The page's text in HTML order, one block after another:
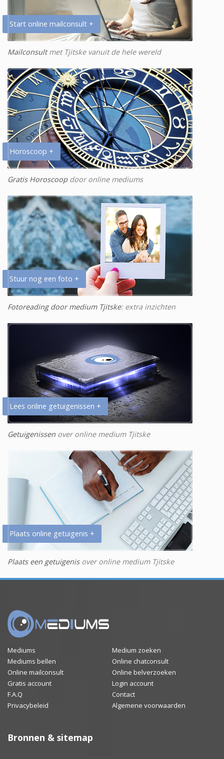
Start online mailconsult +
Mailconsultmet Tjitske vanuit de hele wereld
Horoscoop +
Gratis Horoscoopdoor online mediums
Stuur nog een foto +
Fotoreading door medium Tjitske: extra inzichten
Lees online getuigenissen +
Getuigenissen over online medium Tjitske
Plaats online getuigenis +
Plaats een getuigenisover online medium Tjitske
Mediums
Medium zoeken
Mediums bellen
Online chatconsult
Online mailconsult
Online belverzoeken
Gratis account
Login account
F.A.Q
Contact
Privacybeleid
Algemene voorwaarden
Bronnen & sitemap